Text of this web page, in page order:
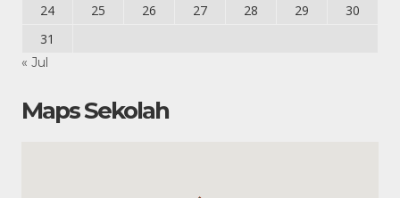
24
25 26 27 28 29
30
31
« Jul
Maps Sekolah